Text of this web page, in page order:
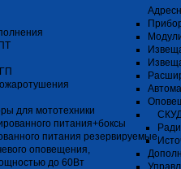
для мототехники
питания+боксы
питания резервируемые
оповещения,
до 60Вт